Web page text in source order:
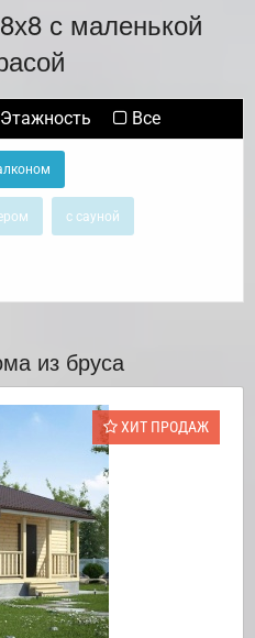
с маленькой
Этажность Все
с сауной
из бруса
ХИТ ПРОДАЖ